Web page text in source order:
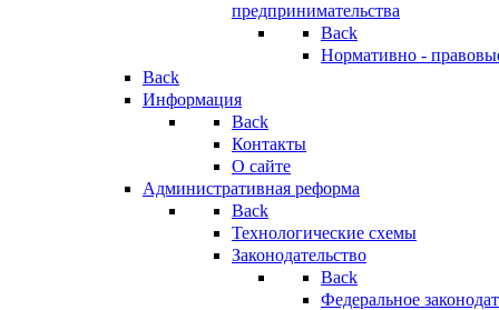
предпринимательства
Back
Нормативно -
Back
Информация
Back
Контакты
О сайте
Административная реформа
Back
Технологические схемы
Законодательство
Back
Федеральное